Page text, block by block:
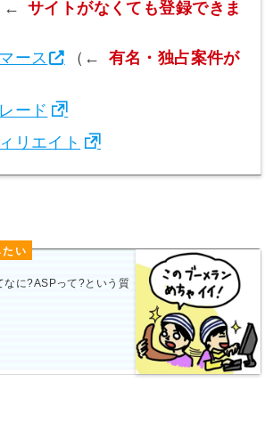
← サイトがなくても登録できま
ース
（←
有名・独占案件が
ード
リエイト
なに?ASPって?という質